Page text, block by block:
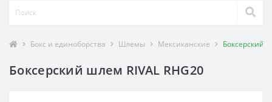
Бокс и единоборства Шлемы Мексиканские Боксерский
Боксерский шлем RIVAL RHG20